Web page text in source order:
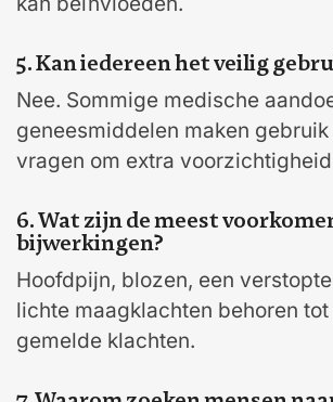
5. Kan iedereen het veilig
Nee. Sommige medische
geneesmiddelen maken
vragen om extra
6. Wat zijn de meest
bijwerkingen?
Hoofdpijn, blozen, een
lichte maagklachten behoren
gemelde klachten.